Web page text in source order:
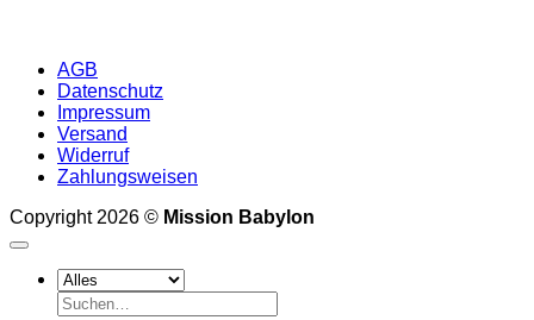
AGB
Datenschutz
Impressum
Versand
Widerruf
Zahlungsweisen
Copyright 2026 © Mission Babylon
Suchen